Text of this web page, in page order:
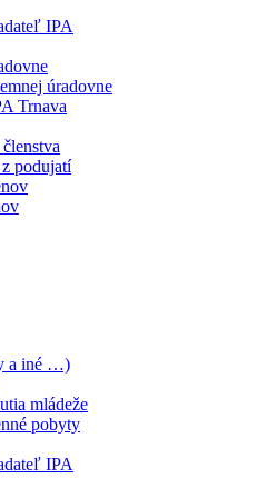
IPA
úradovne
Trnava
podujatí
a iné …)
mládeže
pobyty
IPA